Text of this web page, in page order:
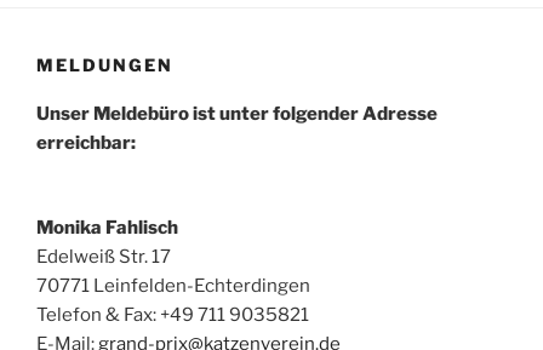
MELDUNGEN
Unser Meldebüro ist unter folgender Adresse
erreichbar:
Monika Fahlisch
Edelweiß Str. 17
70771 Leinfelden-Echterdingen
Telefon & Fax: +49 711 9035821
E-Mail:grand-prix@katzenverein.de